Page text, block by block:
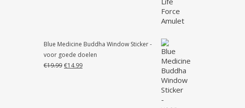
Blue Medicine Buddha Window Sticker -
voor goede doelen
€19.99 Oorspronkelijke
€14.99Huidige